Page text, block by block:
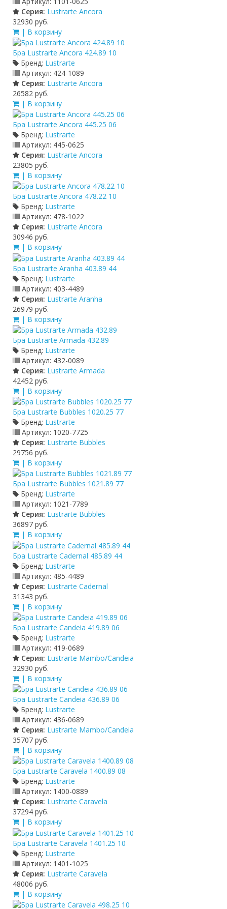
Серия: Lustrarte Ancora
32930 руб.
| В корзину
Бра Lustrarte Ancora 424.89 10
Бренд: Lustrarte
Артикул: 424-1089
Серия: Lustrarte Ancora
26582 руб.
| В корзину
Бра Lustrarte Ancora 445.25 06
Бренд: Lustrarte
Артикул: 445-0625
Серия: Lustrarte Ancora
23805 руб.
| В корзину
Бра Lustrarte Ancora 478.22 10
Бренд: Lustrarte
Артикул: 478-1022
Серия: Lustrarte Ancora
30946 руб.
| В корзину
Бра Lustrarte Aranha 403.89 44
Бренд: Lustrarte
Артикул: 403-4489
Серия: Lustrarte Aranha
26979 руб.
| В корзину
Бра Lustrarte Armada 432.89
Бренд: Lustrarte
Артикул: 432-0089
Серия: Lustrarte Armada
42452 руб.
| В корзину
Бра Lustrarte Bubbles 1020.25 77
Бренд: Lustrarte
Артикул: 1020-7725
Серия: Lustrarte Bubbles
29756 руб.
| В корзину
Бра Lustrarte Bubbles 1021.89 77
Бренд: Lustrarte
Артикул: 1021-7789
Серия: Lustrarte Bubbles
36897 руб.
| В корзину
Бра Lustrarte Cadernal 485.89 44
Бренд: Lustrarte
Артикул: 485-4489
Серия: Lustrarte Cadernal
31343 руб.
| В корзину
Бра Lustrarte Candeia 419.89 06
Бренд: Lustrarte
Артикул: 419-0689
Серия: Lustrarte Mambo/Candeia
32930 руб.
| В корзину
Бра Lustrarte Candeia 436.89 06
Бренд: Lustrarte
Артикул: 436-0689
Серия: Lustrarte Mambo/Candeia
35707 руб.
| В корзину
Бра Lustrarte Caravela 1400.89 08
Бренд: Lustrarte
Артикул: 1400-0889
Серия: Lustrarte Caravela
37294 руб.
| В корзину
Бра Lustrarte Caravela 1401.25 10
Бренд: Lustrarte
Артикул: 1401-1025
Серия: Lustrarte Caravela
48006 руб.
| В корзину